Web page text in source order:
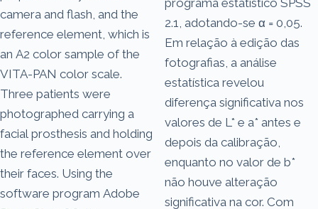
camera and flash, and the
reference element, which is
an A2 color sample of the
VITA-PAN color scale.
Three patients were
photographed carrying a
facial prosthesis and holding
the reference element over
their faces. Using the
software program Adobe
2.1, adotando-se α = 0,05.
Em relação à edição das
fotografias, a análise
estatística revelou
diferença significativa nos
valores de L* e a* antes e
depois da calibração,
enquanto no valor de b*
não houve alteração
significativa na cor. Com